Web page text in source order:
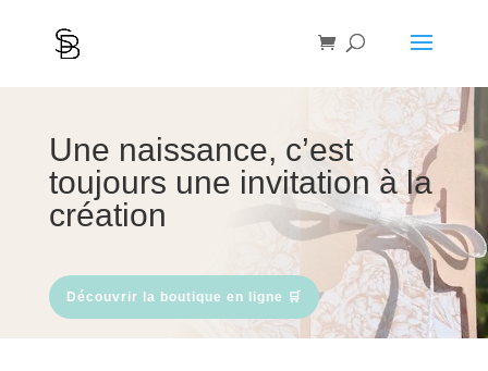
Une naissance, c’est
toujours une invitation à la
création
Découvrir la boutique en ligne 🛒